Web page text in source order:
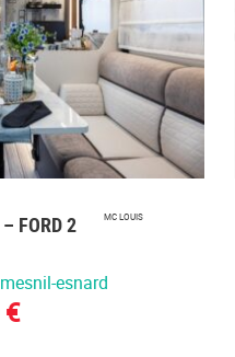
FORD 2
MC LOUIS
esnard